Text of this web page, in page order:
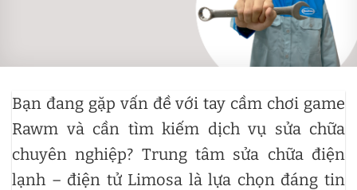
Bạn đang gặp vấn đề với tay cầm chơi game
Rawm và cần tìm kiếm dịch vụ sửa chữa
chuyên nghiệp? Trung tâm sửa chữa điện
lạnh – điện tử Limosa là lựa chọn đáng tin